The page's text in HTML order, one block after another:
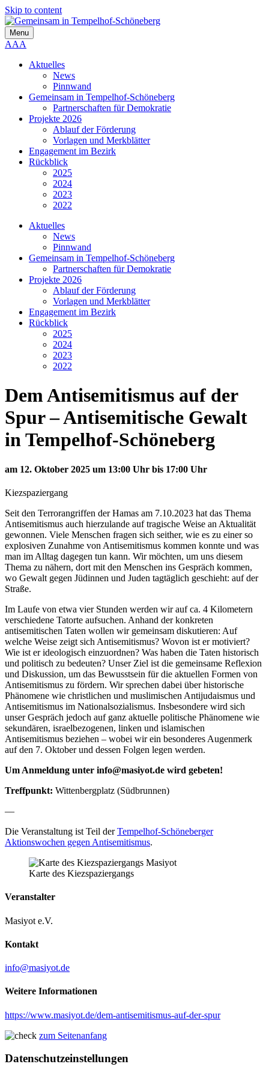
Skip to content
Menu
AAA
Aktuelles
News
Pinnwand
Gemeinsam in Tempelhof-Schöneberg
Partnerschaften für Demokratie
Projekte 2026
Ablauf der Förderung
Vorlagen und Merkblätter
Engagement im Bezirk
Rückblick
2025
2024
2023
2022
Aktuelles
News
Pinnwand
Gemeinsam in Tempelhof-Schöneberg
Partnerschaften für Demokratie
Projekte 2026
Ablauf der Förderung
Vorlagen und Merkblätter
Engagement im Bezirk
Rückblick
2025
2024
2023
2022
Dem Antisemitismus auf der
Spur – Antisemitische Gewalt
in Tempelhof-Schöneberg
am 12. Oktober 2025 um 13:00 Uhr bis 17:00 Uhr
Kiezspaziergang
Seit den Terrorangriffen der Hamas am 7.10.2023 hat das Thema
Antisemitismus auch hierzulande auf tragische Weise an Aktualität
gewonnen. Viele Menschen fragen sich seither, wie es zu einer so
explosiven Zunahme von Antisemitismus kommen konnte und was
man im Alltag dagegen tun kann. Wir möchten, um uns diesem
Thema zu nähern, dort mit den Menschen ins Gespräch kommen,
wo Gewalt gegen Jüdinnen und Juden tagtäglich geschieht: auf der
Straße.
Im Laufe von etwa vier Stunden werden wir auf ca. 4 Kilometern
verschiedene Tatorte aufsuchen. Anhand der konkreten
antisemitischen Taten wollen wir gemeinsam diskutieren: Auf
welche Weise zeigt sich Antisemitismus? Wovon ist er motiviert?
Wie ist er ideologisch einzuordnen? Was haben die Taten historisch
und politisch zu bedeuten? Unser Ziel ist die gemeinsame Reflexion
und Diskussion, um das Bewusstsein für die aktuellen Formen von
Antisemitismus zu fördern. Wir sprechen dabei über historische
Phänomene wie christlichen und muslimischen Antijudaismus und
Antisemitismus im Nationalsozialismus. Insbesondere wird sich
unser Gespräch jedoch auf ganz aktuelle politische Phänomene wie
sekundären, israelbezogenen, linken und islamischen
Antisemitismus beziehen – wobei wir ein besonderes Augenmerk
auf den 7. Oktober und dessen Folgen legen werden.
Um Anmeldung unter info@masiyot.de wird gebeten!
Treffpunkt: Wittenbergplatz (Südbrunnen)
—
Die Veranstaltung ist Teil derTempelhof-Schöneberger
Aktionswochen gegen Antisemitismus.
Karte des Kiezspaziergangs
Veranstalter
Masiyot e.V.
Kontakt
info@masiyot.de
Weitere Informationen
https://www.masiyot.de/dem-antisemitismus-auf-der-spur
zum Seitenanfang
Datenschutzeinstellungen